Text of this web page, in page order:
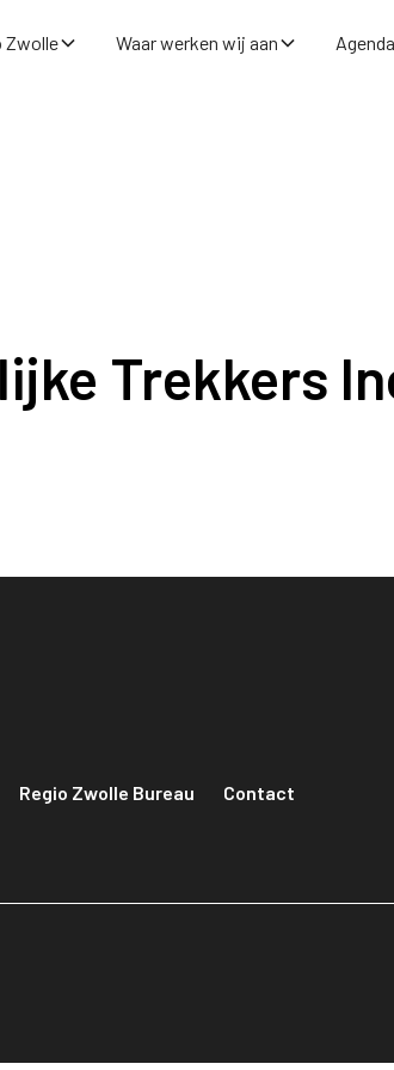
Zwolle Waar werken wij aan Agenda
Trekkers
Regio Zwolle Bureau Contact